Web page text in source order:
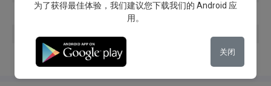
Apple Car Play
为了获得最佳体验，我们建议您下载我们的 Android 应
用。
关闭